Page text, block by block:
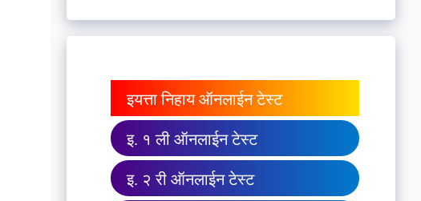
इयत्ता निहाय ऑनलाईन टेस्ट
इ. १ ली ऑनलाईन टेस्ट
इ. २ री ऑनलाईन टेस्ट